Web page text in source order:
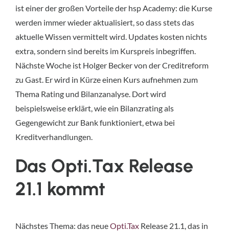
ist einer der großen Vorteile der hsp Academy: die Kurse
werden immer wieder aktualisiert, so dass stets das
aktuelle Wissen vermittelt wird. Updates kosten nichts
extra, sondern sind bereits im Kurspreis inbegriffen.
Nächste Woche ist Holger Becker von der Creditreform
zu Gast. Er wird in Kürze einen Kurs aufnehmen zum
Thema Rating und Bilanzanalyse. Dort wird
beispielsweise erklärt, wie ein Bilanzrating als
Gegengewicht zur Bank funktioniert, etwa bei
Kreditverhandlungen.
Das Opti.Tax Release
21.1 kommt
Nächstes Thema: das neueOpti.Tax Release 21.1, das in